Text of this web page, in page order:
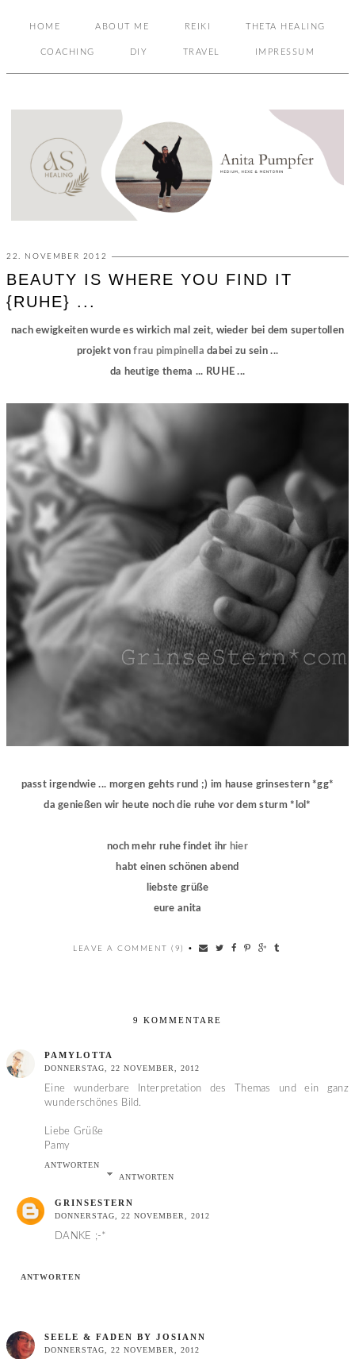
HOME ABOUT ME REIKI THETA HEALING
COACHING DIY TRAVEL IMPRESSUM
22. NOVEMBER 2012
BEAUTY IS WHERE YOU FIND IT
{RUHE} ...
nach ewigkeiten wurde es wirkich mal zeit, wieder bei dem supertollen
projekt von frau pimpinella dabei zu sein ...
da heutige thema ... RUHE ...
passt irgendwie ... morgen gehts rund ;) im hause grinsestern *gg*
da genießen wir heute noch die ruhe vor dem sturm *lol*
noch mehr ruhe findet ihr hier
habt einen schönen abend
liebste grüße
eure anita
LEAVE A COMMENT (9) •
9 KOMMENTARE
PAMYLOTTA
DONNERSTAG, 22 NOVEMBER, 2012
Eine wunderbare Interpretation des Themas und ein ganz
wunderschönes Bild.
Liebe Grüße
Pamy
ANTWORTEN
ANTWORTEN
GRINSESTERN
DONNERSTAG, 22 NOVEMBER, 2012
DANKE ;-*
ANTWORTEN
SEELE & FADEN BY JOSIANN
DONNERSTAG, 22 NOVEMBER, 2012